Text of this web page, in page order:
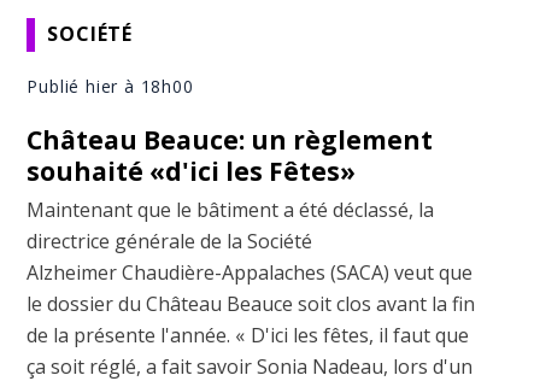
SOCIÉTÉ
Publié hier à 18h00
Château Beauce: un règlement
souhaité «d'ici les Fêtes»
Maintenant que le bâtiment a été déclassé, la
directrice générale de la Société
Alzheimer Chaudière-Appalaches (SACA) veut que
le dossier du Château Beauce soit clos avant la fin
de la présente l'année. « D'ici les fêtes, il faut que
ça soit réglé, a fait savoir Sonia Nadeau, lors d'un